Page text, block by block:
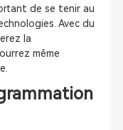
de se tenir au
Avec du
la
même